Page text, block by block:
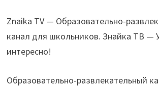
Znaika TV — Образовательно-
канал для школьников. Знайка ТВ —
интересно!
Образовательно-развлекательный